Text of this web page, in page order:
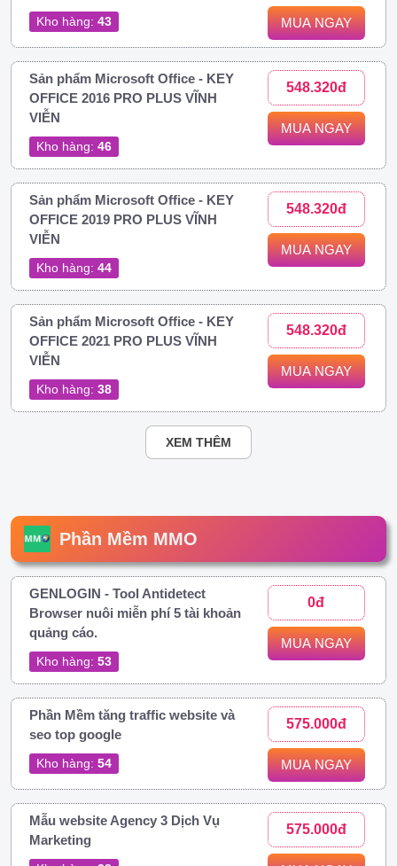
Kho hàng: 43 MUA NGAY
Sản phẩm Microsoft Office - KEY
OFFICE 2016 PRO PLUS VĨNH
VIỄN
Kho hàng: 46
548.320đ
MUA NGAY
Sản phẩm Microsoft Office - KEY
OFFICE 2019 PRO PLUS VĨNH
VIỄN
Kho hàng: 44
548.320đ
MUA NGAY
Sản phẩm Microsoft Office - KEY
OFFICE 2021 PRO PLUS VĨNH
VIỄN
Kho hàng: 38
548.320đ
MUA NGAY
XEM THÊM
Phần Mềm MMO
GENLOGIN - Tool Antidetect
Browser nuôi miễn phí 5 tài khoản
quảng cáo.
Kho hàng: 53
0đ
MUA NGAY
Phần Mềm tăng traffic website và
seo top google
Kho hàng: 54
575.000đ
MUA NGAY
Mẫu website Agency 3 Dịch Vụ
Marketing
575.000đ